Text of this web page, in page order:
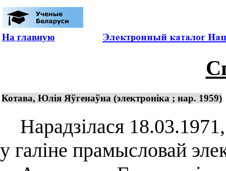
На главную
Котава, Юлiя Яўгенаўна (электроніка ; нар. 1959)
Нарадзілася
у галіне прамысловай